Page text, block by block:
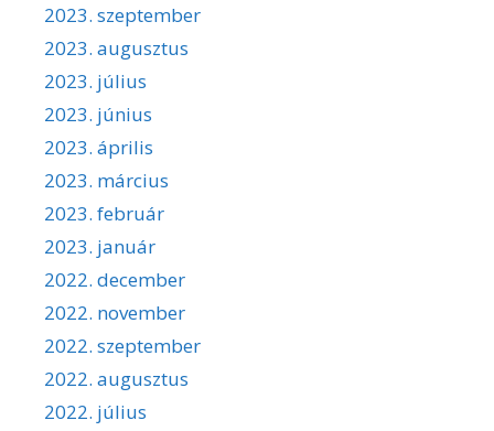
2023. szeptember
2023. augusztus
2023. július
2023. június
2023. április
2023. március
2023. február
2023. január
2022. december
2022. november
2022. szeptember
2022. augusztus
2022. július